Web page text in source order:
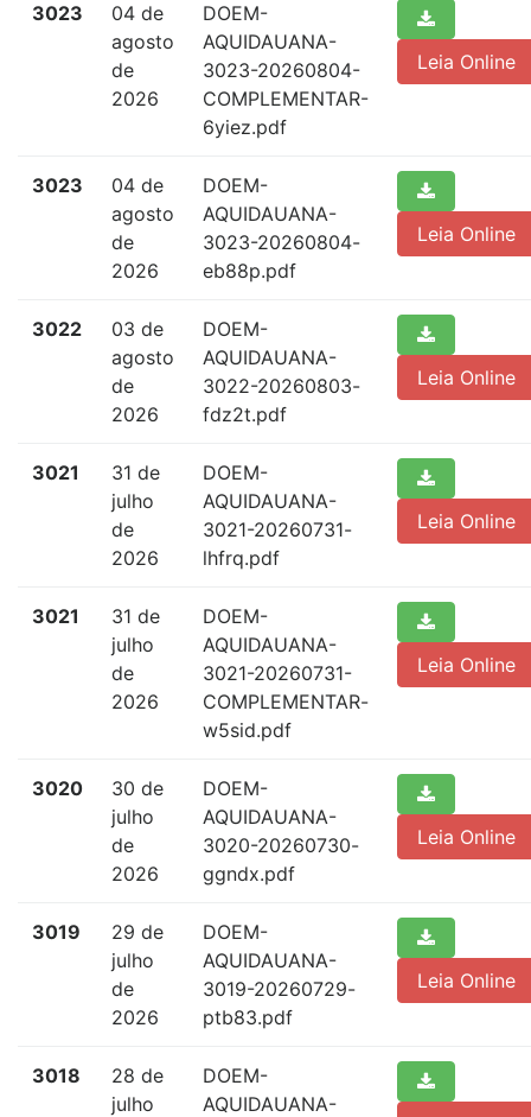
3023
04 de
agosto
de
2026
DOEM-
AQUIDAUANA-
3023-20260804-
COMPLEMENTAR-
6yiez.pdf
Leia Online
3023
04 de
agosto
de
2026
DOEM-
AQUIDAUANA-
3023-20260804-
eb88p.pdf
Leia Online
3022
03 de
agosto
de
2026
DOEM-
AQUIDAUANA-
3022-20260803-
fdz2t.pdf
Leia Online
3021
31 de
julho
de
2026
DOEM-
AQUIDAUANA-
3021-20260731-
lhfrq.pdf
Leia Online
3021
31 de
julho
de
2026
DOEM-
AQUIDAUANA-
3021-20260731-
COMPLEMENTAR-
w5sid.pdf
Leia Online
3020
30 de
julho
de
2026
DOEM-
AQUIDAUANA-
3020-20260730-
ggndx.pdf
Leia Online
3019
29 de
julho
de
2026
DOEM-
AQUIDAUANA-
3019-20260729-
ptb83.pdf
Leia Online
3018
28 de
julho
DOEM-
AQUIDAUANA-